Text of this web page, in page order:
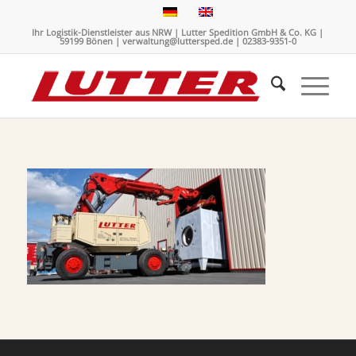
Ihr Logistik-Dienstleister aus NRW | Lutter Spedition GmbH & Co. KG |
59199 Bönen | verwaltung@luttersped.de | 02383-9351-0